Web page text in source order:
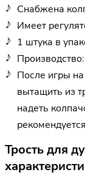
Снабжена
Имеет
1 штука в
После игры
вытащить из
надеть
Трость для